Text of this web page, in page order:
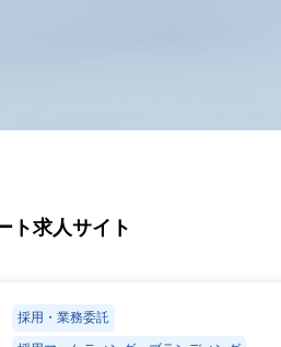
ト求人サイト
採用・業務委託